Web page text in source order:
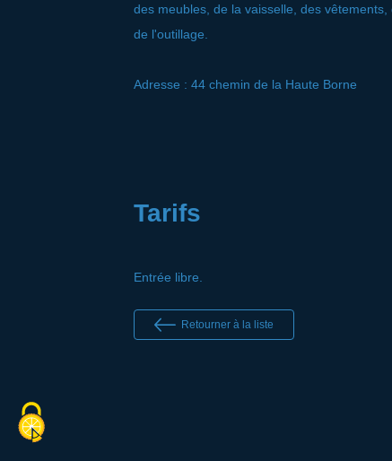
des meubles, de la vaisselle, des
de l'outillage.
Adresse : 44 chemin de la Haute Borne
Tarifs
Entrée libre.
Retourner à la liste